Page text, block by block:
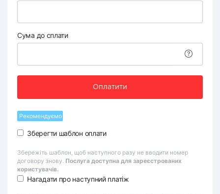
Сума до сплати
Оплатити
Рекомендуємо
Зберегти шаблон оплати
Збережіть шаблон, щоб наступного разу не вводити номер
договору знову. Послуга доступна для зареєстрованих
користувачів.
Нагадати про наступний платіж